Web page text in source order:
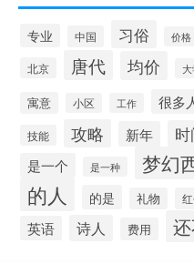
专业 中国 习俗 价格
北京 唐代 均价
寓意 小区 工作 很多
技能 攻略 新年
是一个 是一种 梦幻
的人 的是 礼物
英语 诗人 费用